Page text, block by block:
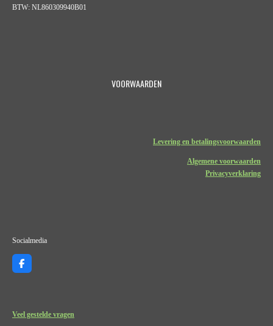
BTW: NL860309940B01
VOORWAARDEN
Levering en betalingsvoorwaarden
Algemene voorwaarden
Privacyverklaring
Socialmedia
F
a
o
o
Veel gestelde vragen